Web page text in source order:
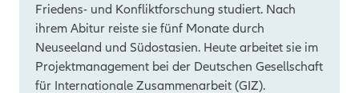
Friedens- und Konfliktforschung studiert. Nach
ihrem Abitur reiste sie fünf Monate durch
Neuseeland und Südostasien. Heute arbeitet sie im
Projektmanagement bei der Deutschen Gesellschaft
für Internationale Zusammenarbeit (GIZ).